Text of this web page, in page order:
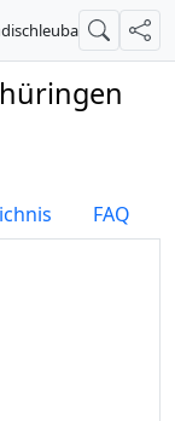
Suche
FAQ